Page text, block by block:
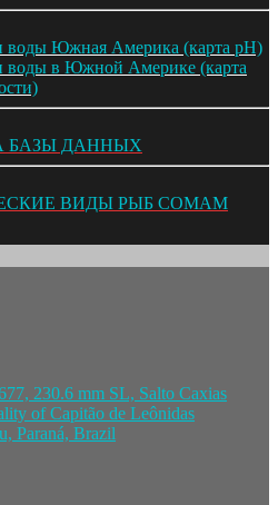
воды Южная Америка (карта pH)
воды в Южной Америке (карта
БАЗЫ ДАННЫХ
ВИДЫ РЫБ СОМАМ